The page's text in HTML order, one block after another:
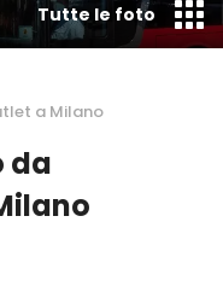
a Milano
da
Tutte le foto